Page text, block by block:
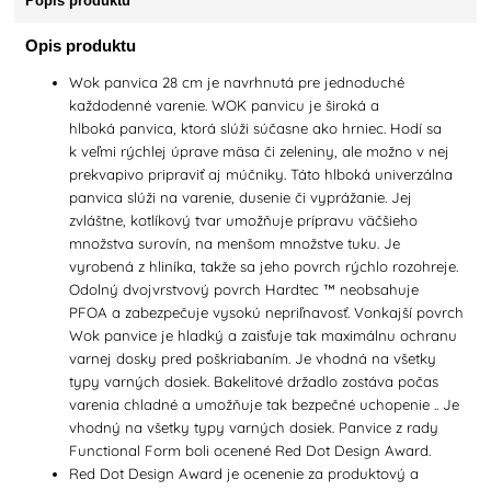
Opis produktu
Wok panvica 28 cm je navrhnutá pre jednoduché
každodenné varenie. WOK panvicu je široká a
hlboká panvica, ktorá slúži súčasne ako hrniec. Hodí sa
k veľmi rýchlej úprave mäsa či zeleniny, ale možno v nej
prekvapivo pripraviť aj múčniky. Táto hlboká univerzálna
panvica slúži na varenie, dusenie či vyprážanie. Jej
zvláštne, kotlíkový tvar umožňuje prípravu väčšieho
množstva surovín, na menšom množstve tuku. Je
vyrobená z hliníka, takže sa jeho povrch rýchlo rozohreje.
Odolný dvojvrstvový povrch Hardtec ™ neobsahuje
PFOA a zabezpečuje vysokú nepriľnavosť. Vonkajší povrch
Wok panvice je hladký a zaisťuje tak maximálnu ochranu
varnej dosky pred poškriabaním. Je vhodná na všetky
typy varných dosiek. Bakelitové držadlo zostáva počas
varenia chladné a umožňuje tak bezpečné uchopenie .. Je
vhodný na všetky typy varných dosiek. Panvice z rady
Functional Form boli ocenené Red Dot Design Award.
Red Dot Design Award je ocenenie za produktový a